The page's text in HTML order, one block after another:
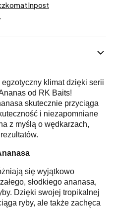
Inpost
klimat dzięki serii
od RK Baits!
skutecznie przyciąga
i niezapomniane
z myślą o wędkarzach,
się wyjątkowo
słodkiego ananasa,
Dzięki swojej tropikalnej
ryby, ale także zachęca